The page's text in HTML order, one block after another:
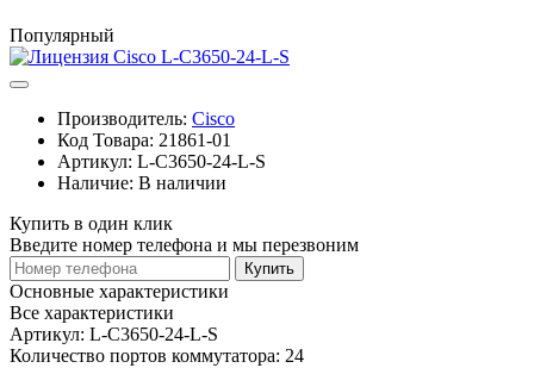
Популярный
Производитель: Cisco
Код Товара: 21861-01
Артикул: L-C3650-24-L-S
Наличие: В наличии
Купить в один клик
Введите номер телефона и мы перезвоним
Купить
Основные характеристики
Все характеристики
Артикул: L-C3650-24-L-S
Количество портов коммутатора: 24